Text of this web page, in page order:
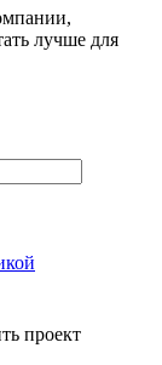
лучше для
проект